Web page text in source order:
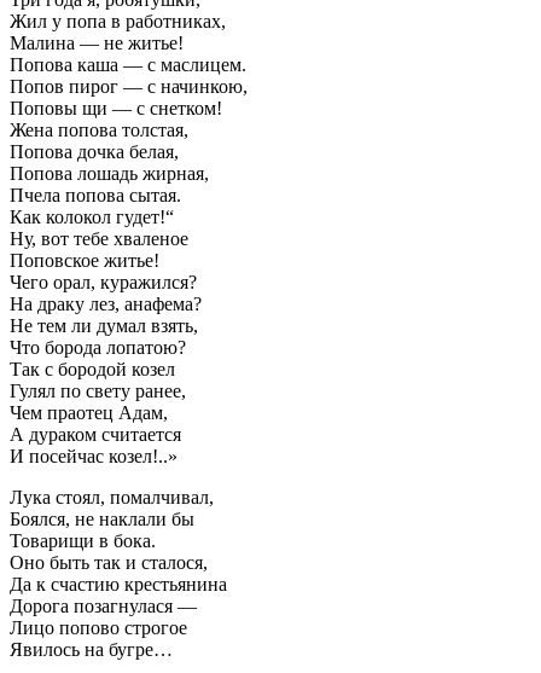
Жил у попа в работниках,
Малина — не житье!
Попова каша — с маслицем.
Попов пирог — с начинкою,
Поповы щи — с снетком!
Жена попова толстая,
Попова дочка белая,
Попова лошадь жирная,
Пчела попова сытая.
Как колокол гудет!“
Ну, вот тебе хваленое
Поповское житье!
Чего орал, куражился?
На драку лез, анафема?
Не тем ли думал взять,
Что борода лопатою?
Так с бородой козел
Гулял по свету ранее,
Чем праотец Адам,
А дураком считается
И посейчас козел!..»
Лука стоял, помалчивал,
Боялся, не наклали бы
Товарищи в бока.
Оно быть так и сталося,
Да к счастию крестьянина
Дорога позагнулася —
Лицо попово строгое
Явилось на бугре…